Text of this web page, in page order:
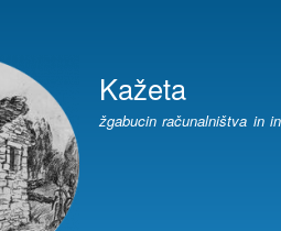
Kažeta
žgabucin računalništva in